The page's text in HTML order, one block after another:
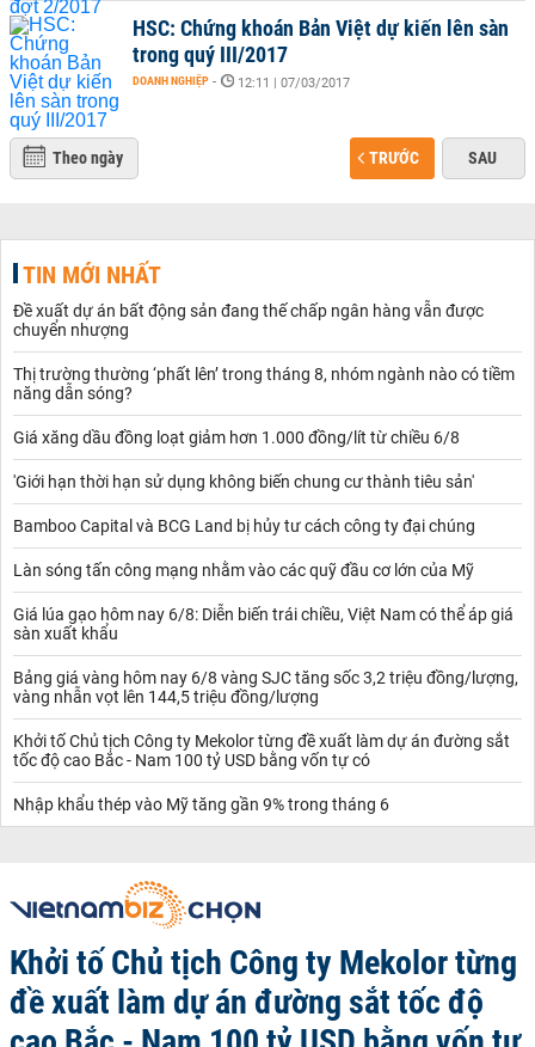
HSC: Chứng khoán Bản Việt dự kiến lên sàn
trong quý III/2017
DOANH NGHIỆP - 12:11 | 07/03/2017
Theo ngày TRƯỚC SAU
TIN MỚI NHẤT
Đề xuất dự án bất động sản đang thế chấp ngân hàng vẫn được
chuyển nhượng
Thị trường thường ‘phất lên’ trong tháng 8, nhóm ngành nào có tiềm
năng dẫn sóng?
Giá xăng dầu đồng loạt giảm hơn 1.000 đồng/lít từ chiều 6/8
'Giới hạn thời hạn sử dụng không biến chung cư thành tiêu sản'
Bamboo Capital và BCG Land bị hủy tư cách công ty đại chúng
Làn sóng tấn công mạng nhằm vào các quỹ đầu cơ lớn của Mỹ
Giá lúa gạo hôm nay 6/8: Diễn biến trái chiều, Việt Nam có thể áp giá
sàn xuất khẩu
Bảng giá vàng hôm nay 6/8 vàng SJC tăng sốc 3,2 triệu đồng/lượng,
vàng nhẫn vọt lên 144,5 triệu đồng/lượng
Khởi tố Chủ tịch Công ty Mekolor từng đề xuất làm dự án đường sắt
tốc độ cao Bắc - Nam 100 tỷ USD bằng vốn tự có
Nhập khẩu thép vào Mỹ tăng gần 9% trong tháng 6
Khởi tố Chủ tịch Công ty Mekolor từng
đề xuất làm dự án đường sắt tốc độ